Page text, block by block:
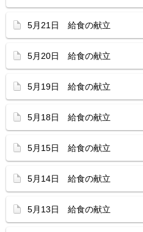
5月21日 給食の献立
5月20日 給食の献立
5月19日 給食の献立
5月18日 給食の献立
5月15日 給食の献立
5月14日 給食の献立
5月13日 給食の献立